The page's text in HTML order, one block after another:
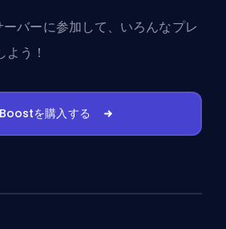
バーに参加して、いろんなプレ
う！
を購入する